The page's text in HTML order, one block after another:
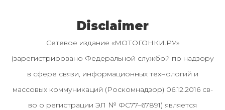
Disclaimer
Сетевое издание «МОТОГОНКИ.РУ»
(зарегистрировано Федеральной службой по надзору
в сфере связи, информационных технологий и
массовых коммуникаций (Роскомнадзор) 06.12.2016 св-
во о регистрации ЭЛ № ФС77–67891) является